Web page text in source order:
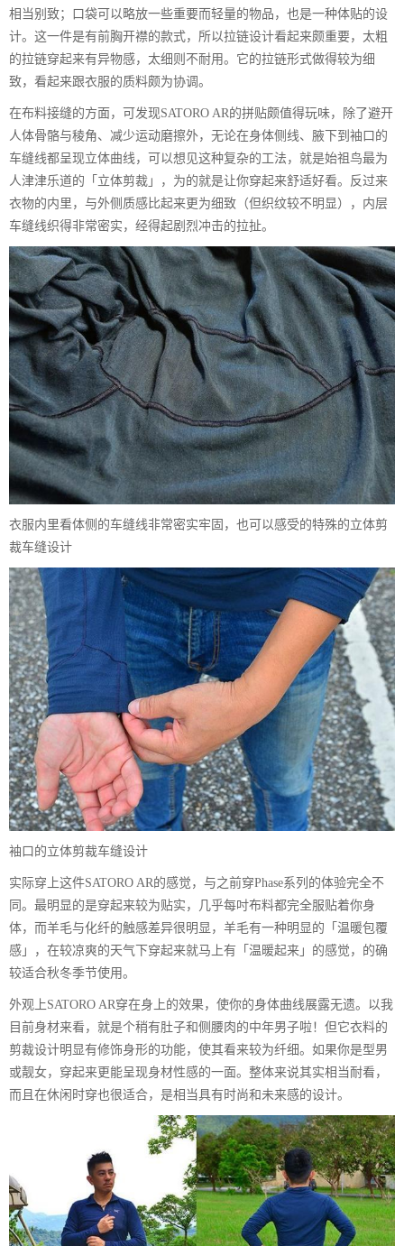
相当别致；口袋可以略放一些重要而轻量的物品，也是一种体贴的设
计。这一件是有前胸开襟的款式，所以拉链设计看起来颇重要，太粗
的拉链穿起来有异物感，太细则不耐用。它的拉链形式做得较为细
致，看起来跟衣服的质料颇为协调。
在布料接缝的方面，可发现SATORO AR的拼贴颇值得玩味，除了避开
人体骨骼与稜角、减少运动磨擦外，无论在身体侧线、腋下到袖口的
车缝线都呈现立体曲线，可以想见这种复杂的工法，就是始祖鸟最为
人津津乐道的「立体剪裁」，为的就是让你穿起来舒适好看。反过来
衣物的内里，与外侧质感比起来更为细致（但织纹较不明显），内层
车缝线织得非常密实，经得起剧烈冲击的拉扯。
衣服内里看体侧的车缝线非常密实牢固，也可以感受的特殊的立体剪
裁车缝设计
袖口的立体剪裁车缝设计
实际穿上这件SATORO AR的感觉，与之前穿Phase系列的体验完全不
同。最明显的是穿起来较为贴实，几乎每吋布料都完全服贴着你身
体，而羊毛与化纤的触感差异很明显，羊毛有一种明显的「温暖包覆
感」，在较凉爽的天气下穿起来就马上有「温暖起来」的感觉，的确
较适合秋冬季节使用。
外观上SATORO AR穿在身上的效果，使你的身体曲线展露无遗。以我
目前身材来看，就是个稍有肚子和侧腰肉的中年男子啦！但它衣料的
剪裁设计明显有修饰身形的功能，使其看来较为纤细。如果你是型男
或靓女，穿起来更能呈现身材性感的一面。整体来说其实相当耐看，
而且在休闲时穿也很适合，是相当具有时尚和未来感的设计。